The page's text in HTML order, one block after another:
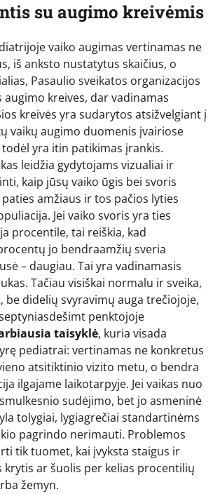
su augimo kreivėmis
vaiko augimas vertinamas ne
iš anksto nustatytus skaičius, o
Pasaulio sveikatos organizacijos
augimo kreives, dar vadinamas
kreivės yra sudarytos atsižvelgiant į
vaikų augimo duomenis įvairiose
todėl yra itin patikimas įrankis.
leidžia gydytojams vizualiai ir
kaip jūsų vaiko ūgis bei svoris
amžiaus ir tos pačios lyties
Jei vaiko svoris yra ties
procentile, tai reiškia, kad
jo bendraamžių sveria
– daugiau. Tai yra vadinamasis
Tačiau visiškai normalu ir sveika,
be didelių svyravimų auga trečiojoje,
penktojoje
taisyklė, kuria visada
pediatrai: vertinamas ne konkretus
atsitiktinio vizito metu, o bendra
ilgajame laikotarpyje. Jei vaikas nuo
sudėjimo, bet jo asmeninė
tolygiai, lygiagrečiai standartinėms
pagrindo nerimauti. Problemos
tik tuomet, kai įvyksta staigus ir
krytis ar šuolis per kelias procentilių
žemyn.